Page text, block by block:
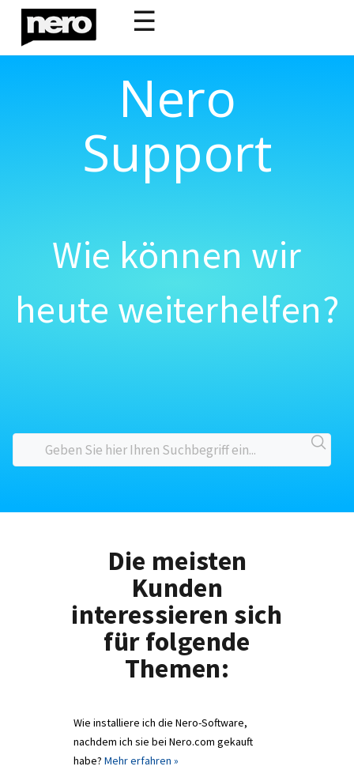
☰
Nero
Support
Wie können wir
heute weiterhelfen?
Die meisten
Kunden
interessieren sich
für folgende
Themen:
Wie installiere ich die Nero-Software,
nachdem ich sie bei Nero.com gekauft
habe? Mehr erfahren »